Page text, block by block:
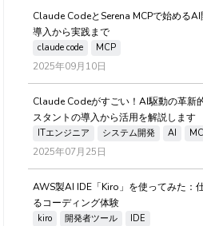
Claude CodeとSerena MCPで始める
導入から実践まで
claude code MCP
2025年09月10日
Claude Codeがすごい！AI駆動の革新
スタントの導入から活用を解説します
ITエンジニア システム開発 AI
2025年07月25日
AWS製AI IDE「Kiro」を使ってみた：
るコーディング体験
kiro 開発者ツール IDE